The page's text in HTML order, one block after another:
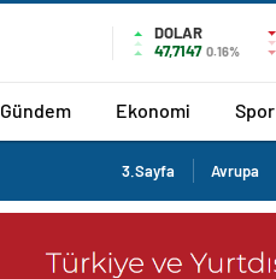
DOLAR
47,7147 0.16%
Gündem Ekonomi Spor
3.Sayfa Avrupa